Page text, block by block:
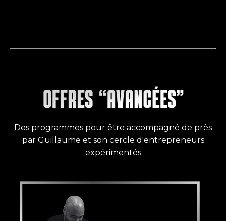
Des programmes pour être accompagné de près
par Guillaume et son cercle d'entrepreneurs
expérimentés